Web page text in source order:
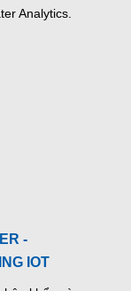
Analytics.
-
IOT